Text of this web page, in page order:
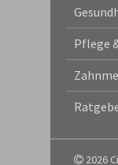
Pflege
2026